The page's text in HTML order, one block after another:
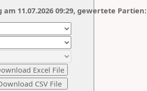
11.07.2026 09:29, gewertete Partien: